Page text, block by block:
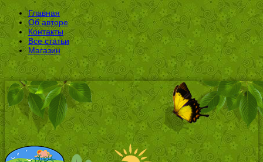
Главная
Об авторе
Контакты
Все статьи
Магазин